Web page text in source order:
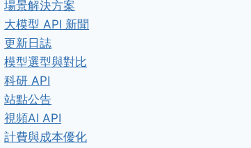
場景解決方案
大模型 API 新聞
更新日誌
模型選型與對比
科研 API
站點公告
視頻AI API
計費與成本優化